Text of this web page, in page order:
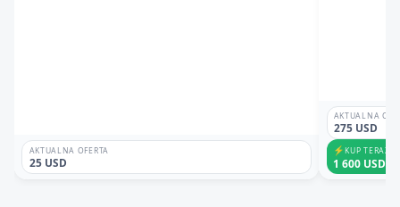
AKTUALNA OFERTA
25 USD
AKTUALNA
275 USD
⚡KUP TERAZ
1 600 USD